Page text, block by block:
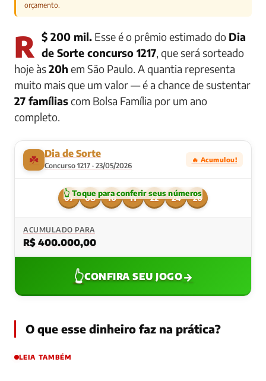
orçamento.
R$ 200 mil. Esse é o prêmio estimado do Dia
de Sorte concurso 1217, que será sorteado
hoje às20h em São Paulo. A quantia representa
muito mais que um valor — é a chance de sustentar
27 famíliascom Bolsa Família por um ano
completo.
☘️ Dia de Sorte
Concurso 1217 · 23/05/2026
🔥 Acumulou!
07 08 10 11 22 24 26
ACUMULADO PARA
R$ 400.000,00
👆CONFIRA SEU JOGO →
O que esse dinheiro faz na prática?
LEIA TAMBÉM